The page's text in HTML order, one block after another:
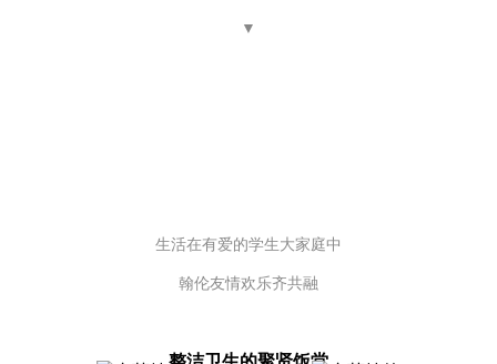
▼
生活在有爱的学生大家庭中
翰伦友情欢乐齐共融